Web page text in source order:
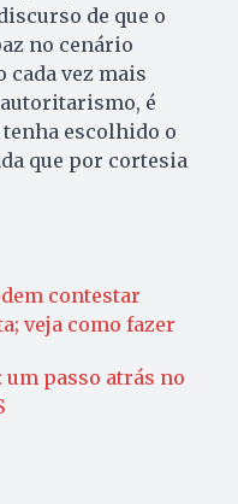
de que o
no cenário
vez mais
é
escolhido o
que por cortesia
contestar
veja como fazer
um passo atrás no